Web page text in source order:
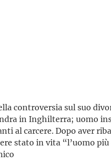
controversia sul suo
in Inghilterra; uomo
al carcere. Dopo aver
stato in vita “l’uomo